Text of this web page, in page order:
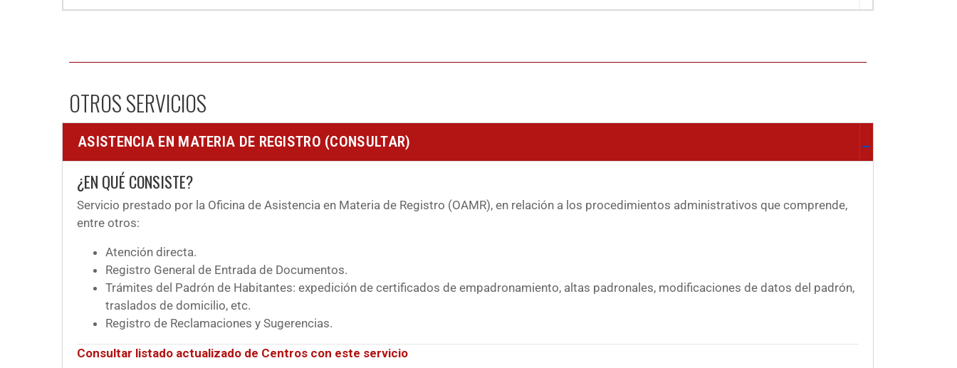
OTROS SERVICIOS
ASISTENCIA EN MATERIA DE REGISTRO (CONSULTAR)
¿EN QUÉ CONSISTE?
Servicio prestado por la Oficina de Asistencia en Materia de Registro (OAMR), en relación a los procedimientos administrativos que comprende,
entre otros:
Atención directa.
Registro General de Entrada de Documentos.
Trámites del Padrón de Habitantes: expedición de certificados de empadronamiento, altas padronales, modificaciones de datos del padrón,
traslados de domicilio, etc.
Registro de Reclamaciones y Sugerencias.
Consultar listado actualizado de Centros con este servicio